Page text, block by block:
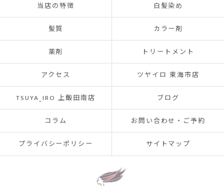
当店の特徴 白髪染め
髪質 カラー剤
薬剤 トリートメント
アクセス ツヤイロ 東海市店
TSUYA_IRO 上飯田南店 ブログ
コラム お問い合わせ・ご予約
プライバシーポリシー サイトマップ